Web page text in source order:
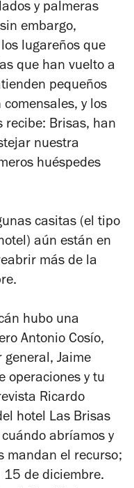
y palmeras
embargo,
lugareños que
que han vuelto a
pequeños
y los
recibe: Brisas, han
nuestra
huéspedes
casitas (el tipo
aún están en
más de la
hubo una
Antonio Cosío,
general, Jaime
operaciones y tu
Ricardo
hotel Las Brisas
abríamos y
mandan el recurso;
15 de diciembre.